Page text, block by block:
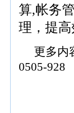
算,帐务
理，提高
更多内
0505-928